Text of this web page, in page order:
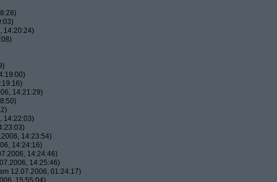
14:20:24)
14:21:29)
14:22:03)
14:23:54)
14:24:16)
14:24:46)
14:25:46)
12.07.2006, 01:24:17)
15:55:04)